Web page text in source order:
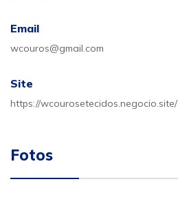
Email
wcouros@gmail.com
Site
https://wcourosetecidos.negocio.site/
Fotos